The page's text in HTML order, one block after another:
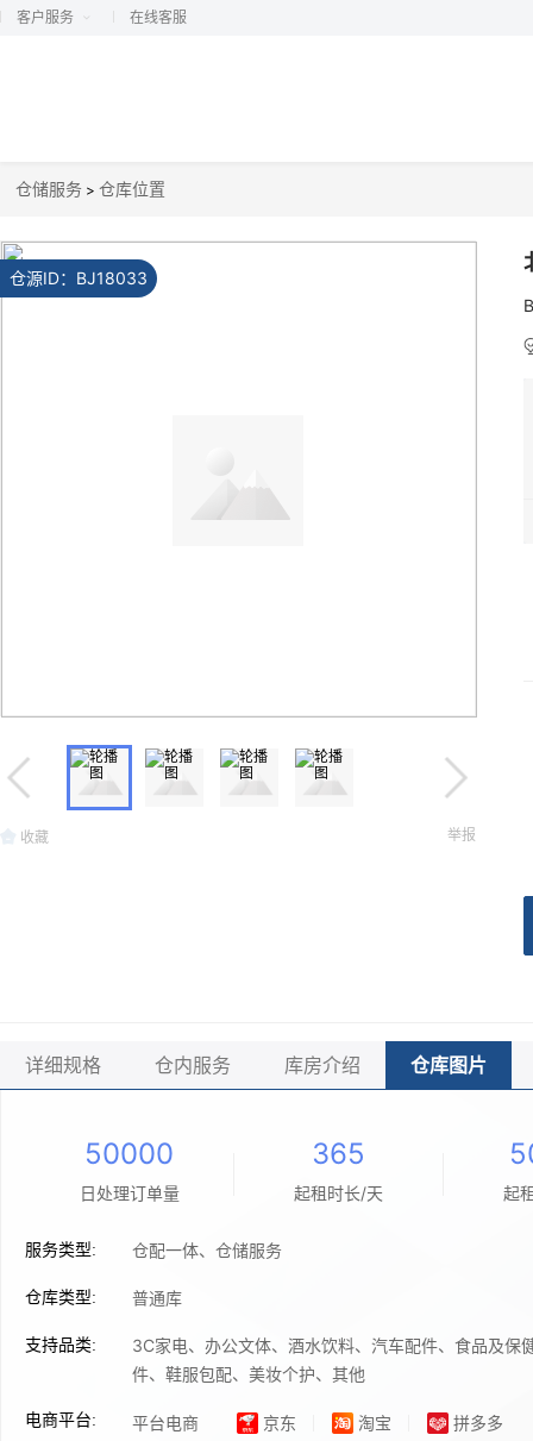
客户服务 在线客服
仓储服务 > 仓库位置
仓源ID： BJ18033
收藏 举报
详细规格 仓内服务 库房介绍 仓库图片
50000
日处理订单量
365
起租时长/天 起
服务类型: 仓配一体、仓储服务
仓库类型: 普通库
支持品类:
3C家电、办公文体、酒水饮料、汽车配件、食品及
件、鞋服包配、美妆个护、其他
电商平台: 平台电商 京东 淘宝 拼多多